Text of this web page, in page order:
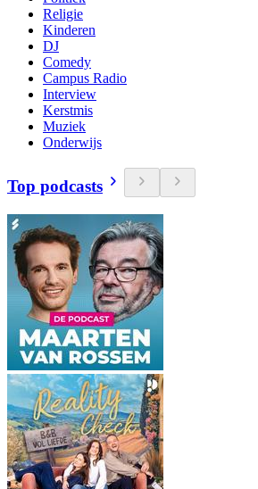
Religie
Kinderen
DJ
Comedy
Campus Radio
Interview
Kerstmis
Muziek
Onderwijs
Top podcasts